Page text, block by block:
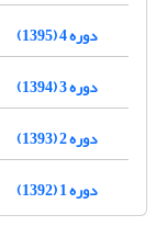
دوره 4 (1395)
دوره 3 (1394)
دوره 2 (1393)
دوره 1 (1392)